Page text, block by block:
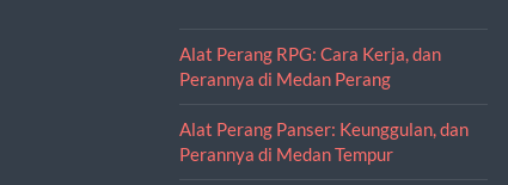
Alat Perang RPG: Cara Kerja, dan
Perannya di Medan Perang
Alat Perang Panser: Keunggulan, dan
Perannya di Medan Tempur